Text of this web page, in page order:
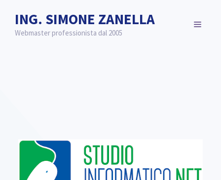
contenuto
ING. SIMONE ZANELLA
Webmaster professionista dal 2005
MENU